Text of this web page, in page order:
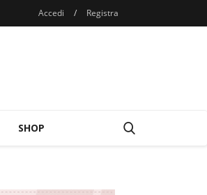
Accedi / Registra
SHOP